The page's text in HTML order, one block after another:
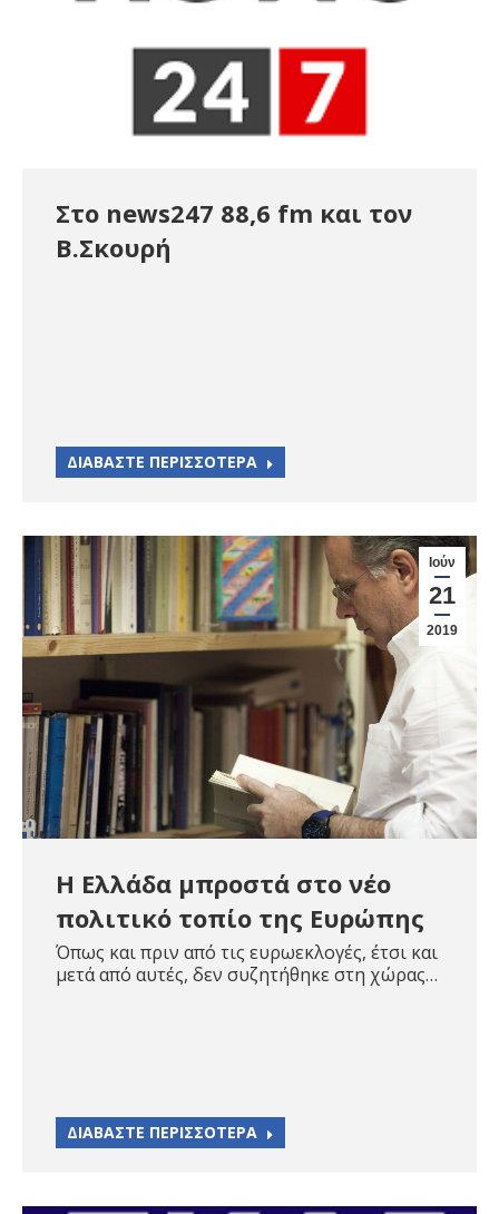
Στο news247 88,6 fm και τον
Β.Σκουρή
ΔΙΑΒΑΣΤΕ ΠΕΡΙΣΣΟΤΕΡΑ
Ιούν
21
2019
Η Ελλάδα μπροστά στο νέο
πολιτικό τοπίο της Ευρώπης
Όπως και πριν από τις ευρωεκλογές, έτσι και
μετά από αυτές, δεν συζητήθηκε στη χώρας…
ΔΙΑΒΑΣΤΕ ΠΕΡΙΣΣΟΤΕΡΑ